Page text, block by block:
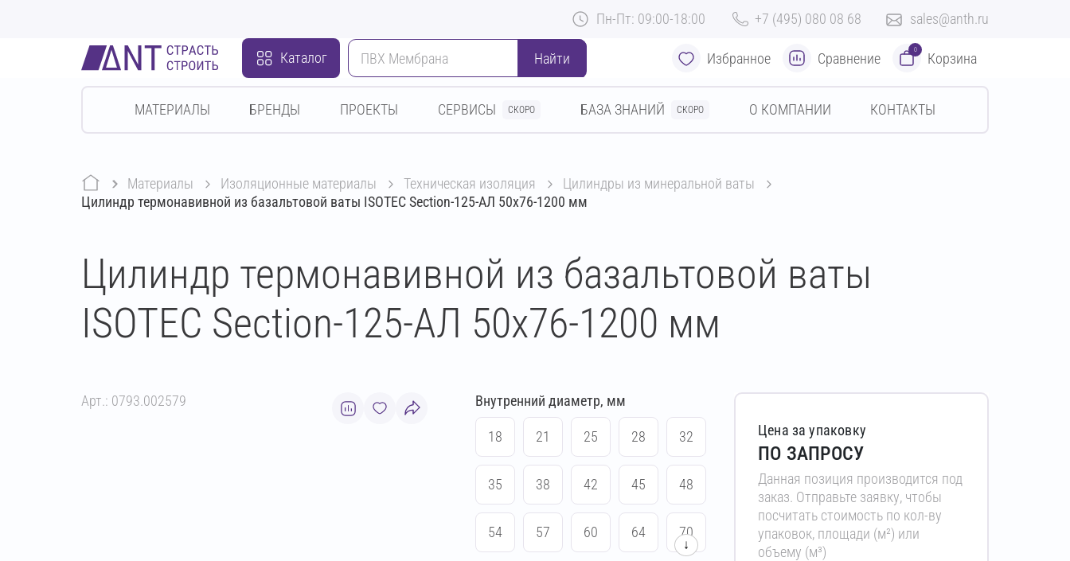
Пн-Пт: 09:00-18:00 +7 (495) 080 08 68 sales@anth.ru
Каталог Найти Избранное Сравнение
0
Корзина
МАТЕРИАЛЫ БРЕНДЫ ПРОЕКТЫ СЕРВИСЫ СКОРО БАЗА ЗНАНИЙ СКОРО О КОМПАНИИ КОНТАКТЫ
Материалы изоляционные материалы техническая изоляция
цилиндры из минеральной ваты
Цилиндр термонавивной из базальтовой ваты ISOTEC Section-125-АЛ 50х76-1200 мм
Цилиндр термонавивной из базальтовой ваты
ISOTEC Section-125-АЛ 50х76-1200 мм
Арт.: 0793.002579 Внутренний диаметр, мм
18 21 25 28 32
35 38 42 45 48
54 57 60 64 70
↓
Цена за упаковку
ПО ЗАПРОСУ
Данная позиция производится под
заказ. Отправьте заявку, чтобы
посчитать стоимость по кол-ву
упаковок, площади (м²) или
объему (м³)